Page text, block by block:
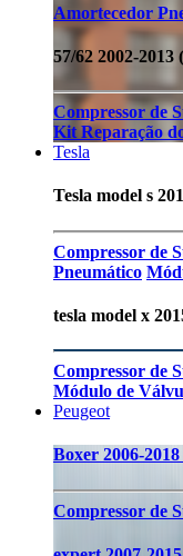
Amortecedor
57/62 2002-2013
Compressor de
Kit Reparação
Tesla
Tesla model s
Compressor de
Pneumático
tesla model x
Compressor de
Módulo de
Peugeot
Boxer 2006-
Compressor de